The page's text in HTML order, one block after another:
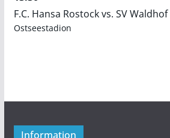
F.C. Hansa Rostock vs. SV
Ostseestadion
Information